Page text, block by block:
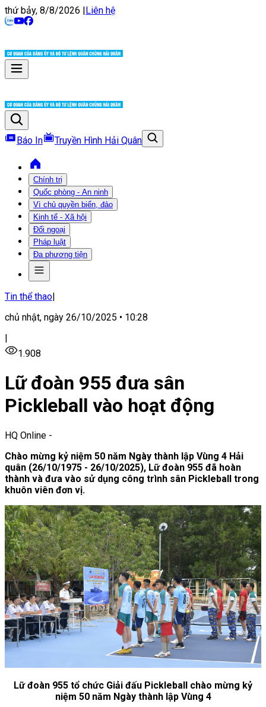
thứ bảy, 8/8/2026 |Liên hệ
Báo In Truyền Hình Hải Quân
Chính trị
Quốc phòng - An ninh
Vì chủ quyền biển, đảo
Kinh tế - Xã hội
Đối ngoại
Pháp luật
Đa phương tiện
Tin thể thao|
chủ nhật, ngày 26/10/2025 • 10:28
|
1.908
Lữ đoàn 955 đưa sân
Pickleball vào hoạt động
HQ Online -
Chào mừng kỷ niệm 50 năm Ngày thành lập Vùng 4 Hải
quân (26/10/1975 - 26/10/2025), Lữ đoàn 955 đã hoàn
thành và đưa vào sử dụng công trình sân Pickleball trong
khuôn viên đơn vị.
Lữ đoàn 955 tổ chức Giải đấu Pickleball chào mừng kỷ
niệm 50 năm Ngày thành lập Vùng 4